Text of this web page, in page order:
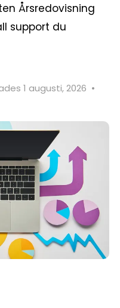
Årsredovisning
support du
1 augusti, 2026 •